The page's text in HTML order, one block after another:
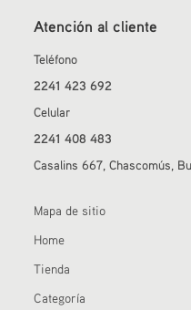
Atención al cliente
Teléfono
2241 423 692
Celular
2241 408 483
Casalins 667, Chascomús,
Mapa de sitio
Home
Tienda
Categoría